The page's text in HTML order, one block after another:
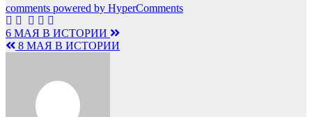
comments powered by HyperComments
Навигация
по
6 МАЯ В ИСТОРИИ
8 МАЯ В ИСТОРИИ